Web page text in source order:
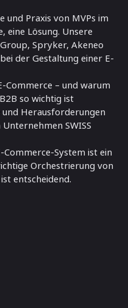
und Praxis von MVPs im
eine Lösung. Unsere
Spryker, Akeneo
der Gestaltung einer E-
Commerce – und warum
so wichtig ist
Herausforderungen
SWISS
Commerce-System ist ein
Orchestrierung von
entscheidend.